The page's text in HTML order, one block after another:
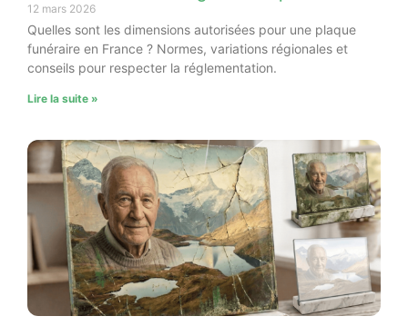
12 mars 2026
Quelles sont les dimensions autorisées pour une plaque
funéraire en France ? Normes, variations régionales et
conseils pour respecter la réglementation.
Lire la suite »